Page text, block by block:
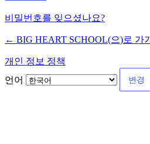
비밀번호를 잊으셨나요?
← BIG HEART SCHOOL(으)로 가기
개인 정보 정책
언어